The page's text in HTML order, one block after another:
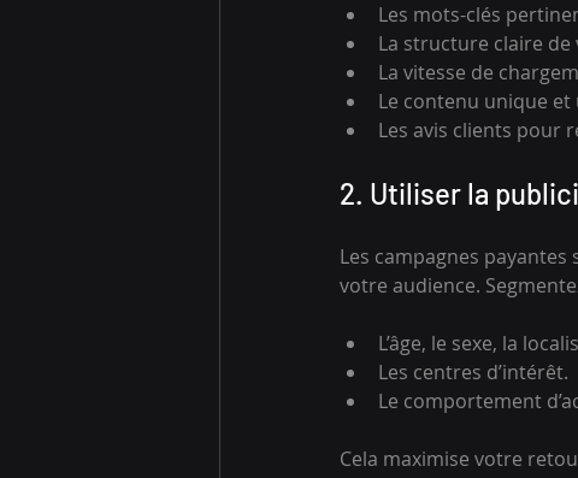
Les mots-clés
La structure claire de
La vitesse de
Le contenu unique et
Les avis clients pour
2. Utiliser la
Les campagnes
votre audience.
L’âge, le sexe, la
Les centres d’intérêt.
Le comportement
Cela maximise votre